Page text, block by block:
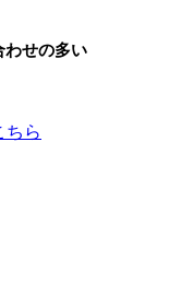
わせの多い
ちら